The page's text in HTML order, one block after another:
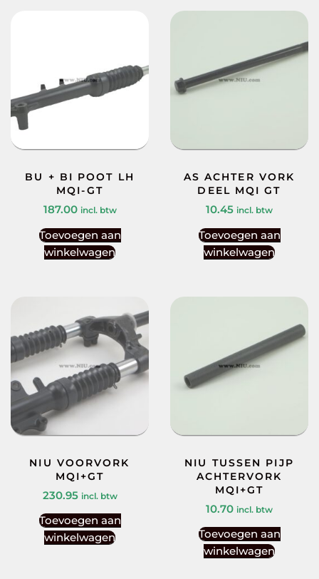
BU + BI POOT LH
MQI-GT
187.00 incl. btw
Toevoegen aan
winkelwagen
AS ACHTER VORK
DEEL MQI GT
10.45 incl. btw
Toevoegen aan
winkelwagen
NIU VOORVORK
MQI+GT
230.95 incl. btw
Toevoegen aan
winkelwagen
NIU TUSSEN PIJP
ACHTERVORK
MQI+GT
10.70 incl. btw
Toevoegen aan
winkelwagen